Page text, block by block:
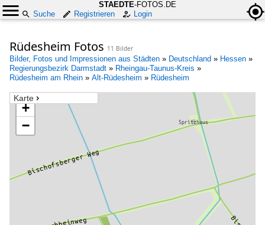
STAEDTE-FOTOS.DE
Suche
Registrieren Login
Rüdesheim Fotos 11 Bilder
Bilder, Fotos und Impressionen aus Städten » Deutschland » Hessen »
Regierungsbezirk Darmstadt » Rheingau-Taunus-Kreis »
Rüdesheim am Rhein » Alt-Rüdesheim » Rüdesheim
Karte
+
−